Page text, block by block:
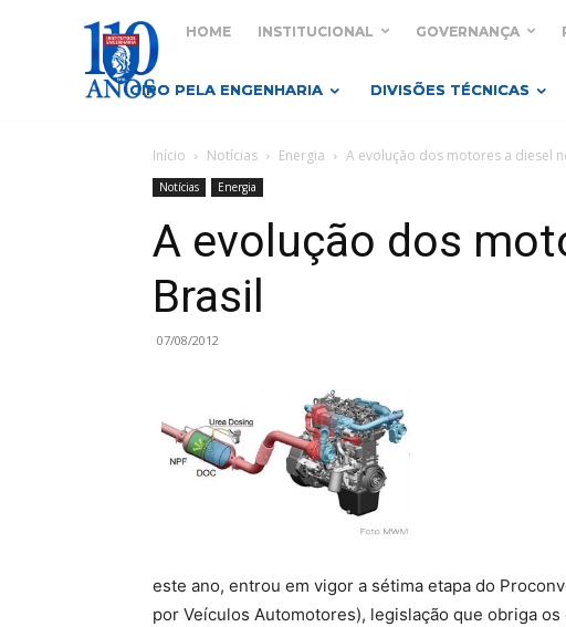
HOME INSTITUCIONAL GOVERNANÇA
GIRO PELA ENGENHARIA DIVISÕES TÉCNICAS
Início Notícias Energia A evolução dos motores a diesel
Notícias Energia
A evolução dos
Brasil
07/08/2012
este ano, entrou em vigor a sétima etapa do
por Veículos Automotores), legislação que obriga